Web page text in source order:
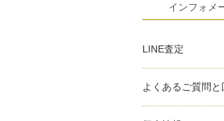
インフォメ
LINE査定
よくあるご質問と